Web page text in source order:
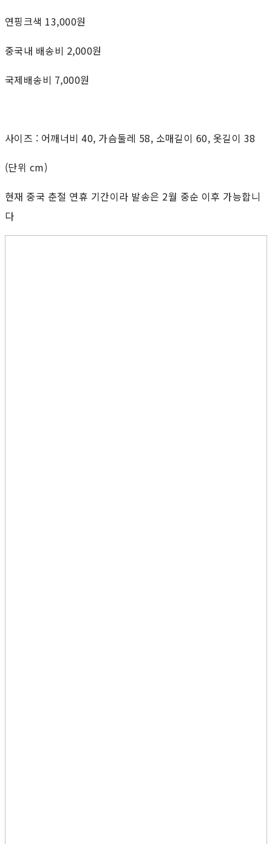
연핑크색 13,000원
중국내 배송비 2,000원
국제배송비 7,000원
사이즈 : 어깨너비 40, 가슴둘레 58, 소매길이 60, 옷길이 38
(단위 cm)
현재 중국 춘절 연휴 기간이라 발송은 2월 중순 이후 가능합니
다